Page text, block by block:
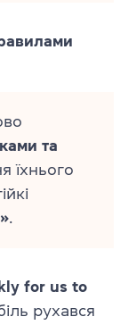
та
їхнього
for us to
рухався